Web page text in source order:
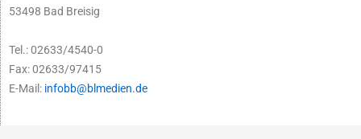
53498 Bad Breisig
Tel.: 02633/4540-0
Fax: 02633/97415
E-Mail: infobb@blmedien.de